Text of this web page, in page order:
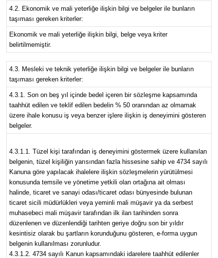
4.2. Ekonomik ve mali yeterliğe ilişkin bilgi ve belgeler ile bunların
taşıması gereken kriterler:
Ekonomik ve mali yeterliğe ilişkin bilgi, belge veya kriter
belirtilmemiştir.
4.3. Mesleki ve teknik yeterliğe ilişkin bilgi ve belgeler ile bunların
taşıması gereken kriterler:
4.3.1. Son on beş yıl içinde bedel içeren bir sözleşme kapsamında
taahhüt edilen ve teklif edilen bedelin % 50 oranından az olmamak
üzere ihale konusu iş veya benzer işlere ilişkin iş deneyimini gösteren
belgeler.
4.3.1.1. Tüzel kişi tarafından iş deneyimini göstermek üzere kullanılan
belgenin, tüzel kişiliğin yarısından fazla hissesine sahip ve 4734 sayılı
Kanuna göre yapılacak ihalelere ilişkin sözleşmelerin yürütülmesi
konusunda temsile ve yönetime yetkili olan ortağına ait olması
halinde, ticaret ve sanayi odası/ticaret odası bünyesinde bulunan
ticaret sicili müdürlükleri veya yeminli mali müşavir ya da serbest
muhasebeci mali müşavir tarafından ilk ilan tarihinden sonra
düzenlenen ve düzenlendiği tarihten geriye doğru son bir yıldır
kesintisiz olarak bu şartların korunduğunu gösteren, e-forma uygun
belgenin kullanılması zorunludur.
4.3.1.2. 4734 sayılı Kanun kapsamındaki idarelere taahhüt edilenler